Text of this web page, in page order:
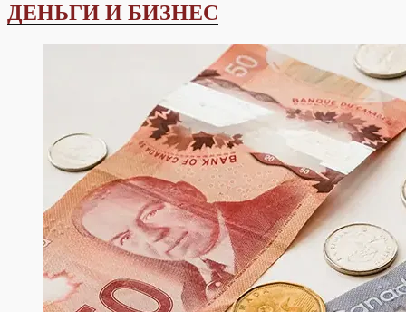
ДЕНЬГИ И БИЗНЕС